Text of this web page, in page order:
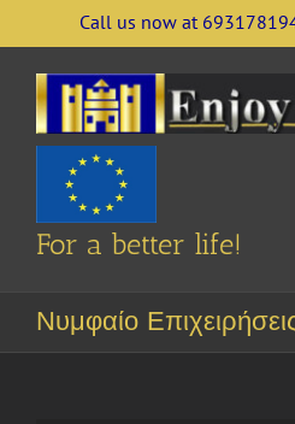
to
content
Call us now at
For a better life!
Νυμφαίο